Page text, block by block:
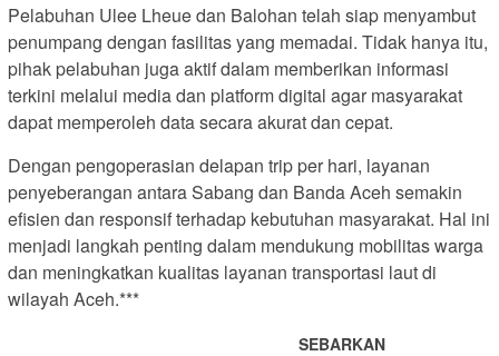
Pelabuhan Ulee Lheue dan Balohan telah siap menyambut
penumpang dengan fasilitas yang memadai. Tidak hanya itu,
pihak pelabuhan juga aktif dalam memberikan informasi
terkini melalui media dan platform digital agar masyarakat
dapat memperoleh data secara akurat dan cepat.
Dengan pengoperasian delapan trip per hari, layanan
penyeberangan antara Sabang dan Banda Aceh semakin
efisien dan responsif terhadap kebutuhan masyarakat. Hal ini
menjadi langkah penting dalam mendukung mobilitas warga
dan meningkatkan kualitas layanan transportasi laut di
wilayah Aceh.***
SEBARKAN